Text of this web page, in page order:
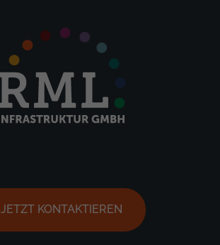
JETZT KONTAKTIEREN